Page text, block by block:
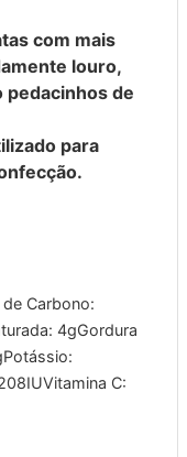
com mais
louro,
pedacinhos de
para
Carbono:
4gGordura
Potássio:
IUVitamina C: